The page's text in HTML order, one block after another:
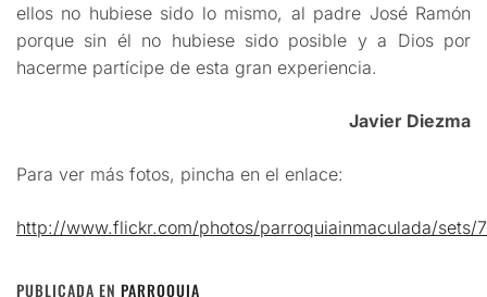
ellos no hubiese sido lo mismo, al padre José Ramón
porque sin él no hubiese sido posible y a Dios por
hacerme partícipe de esta gran experiencia.
Javier Diezma
Para ver más fotos, pincha en el enlace:
http://www.flickr.com/photos/parroquiainmaculada/sets/
PUBLICADA EN PARROQUIA